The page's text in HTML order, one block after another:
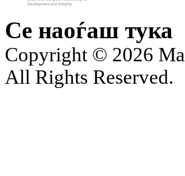
Се наоѓаш тука
Copyright © 2026
All Rights Reserved.